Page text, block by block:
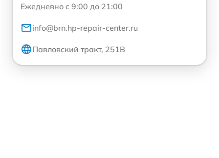
Ежедневно с 9:00 до 21:00
info@brn.hp-repair-center.ru
Павловский тракт, 251В